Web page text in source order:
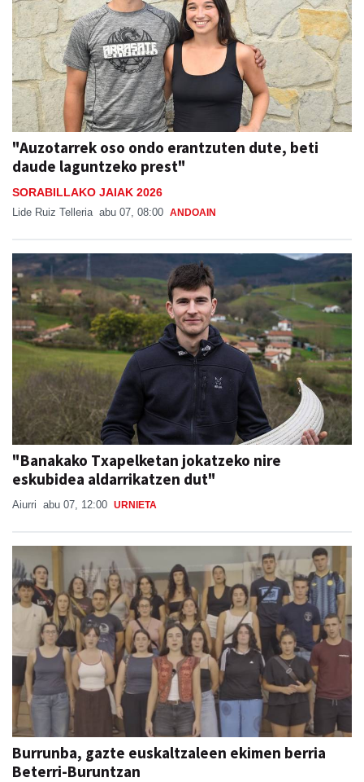
"Auzotarrek oso ondo erantzuten dute, beti
daude laguntzeko prest"
SORABILLAKO JAIAK 2026
Lide Ruiz Telleria abu 07, 08:00 ANDOAIN
"Banakako Txapelketan jokatzeko nire
eskubidea aldarrikatzen dut"
Aiurri abu 07, 12:00 URNIETA
Burrunba, gazte euskaltzaleen ekimen berria
Beterri-Buruntzan